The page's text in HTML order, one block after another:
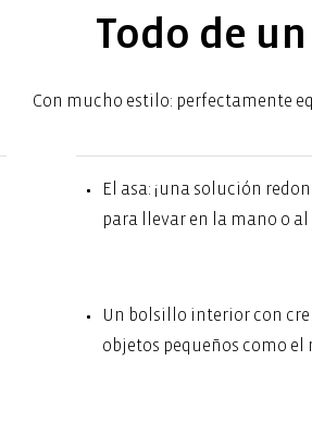
Todo de
Con mucho estilo: perfectamente
El asa: ¡una solución
para llevar en la mano o al
Un bolsillo interior con
objetos pequeños como el